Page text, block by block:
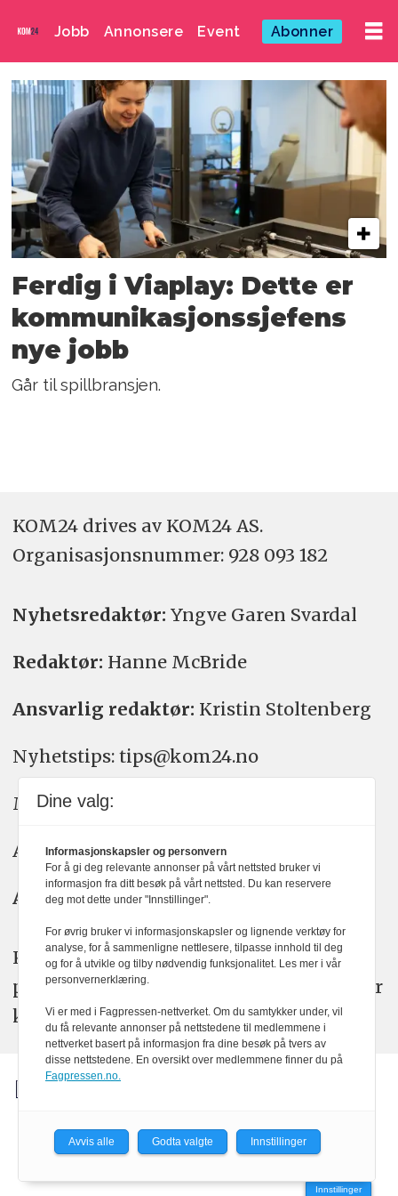
Jobb Annonsere Event Abonner
Emne:
viaplay
norge
Ferdig i Viaplay: Dette er
kommunikasjonssjefens
nye jobb
Går til spillbransjen.
KOM24 drives av KOM24 AS.
Organisasjons­nummer: 928 093 182
Nyhetsredaktør: Yngve Garen Svardal
Redaktør: Hanne McBride
Ansvarlig redaktør: Kristin Stoltenberg
Nyhetstips: tips@kom24.no
Meninger: meninger@kom24.no
Annonse: annonse@watchmedia.no
Abonnement:kom24@watchmedia.no
KOM24 arbeider etter Vær Varsom-
plakatens regler for god presseskikk. Her
kan du lese mer omPFUsarbeid.
Innstillinger
Dine valg:
Informasjonskapsler og personvern
For å gi deg relevante annonser på vårt nettsted bruker vi
informasjon fra ditt besøk på vårt nettsted. Du kan reservere
deg mot dette under "Innstillinger".
For øvrig bruker vi informasjonskapsler og lignende verktøy for
analyse, for å sammenligne nettlesere, tilpasse innhold til deg
og for å utvikle og tilby nødvendig funksjonalitet. Les mer i vår
personvernerklæring.
Vi er med i Fagpressen-nettverket. Om du samtykker under, vil
du få relevante annonser på nettstedene til medlemmene i
nettverket basert på informasjon fra dine besøk på tvers av
disse nettstedene. En oversikt over medlemmene finner du på
Fagpressen.no.
Avvis alle Godta valgte Innstillinger